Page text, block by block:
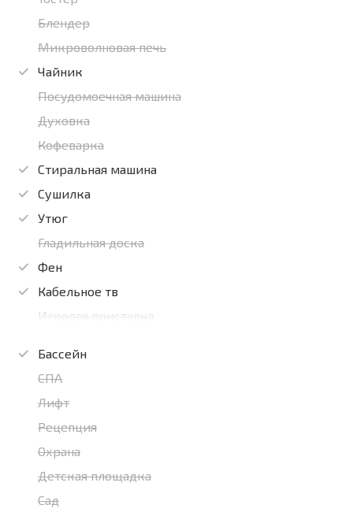
Блендер
Микроволновая печь
Чайник
Посудомоечная машина
Духовка
Кофеварка
Стиральная машина
Сушилка
Утюг
Гладильная доска
Фен
Кабельное тв
Игровая приставка
Бассейн
СПА
Лифт
Рецепция
Охрана
Детская площадка
Сад